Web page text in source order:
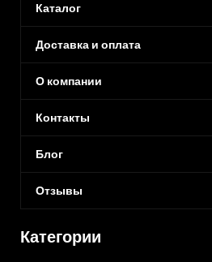
Каталог
Доставка и оплата
О компании
Контакты
Блог
Отзывы
Категории